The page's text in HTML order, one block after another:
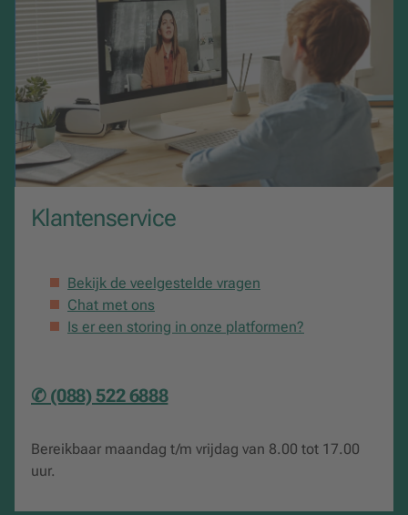
Licentieduur 60
Klantenservice
Bekijk de veelgestelde vragen
Chat met ons
Is er een storing in onze platformen?
✆ (088) 522 6888
Bereikbaar maandag t/m vrijdag van 8.00 tot 17.00
uur.